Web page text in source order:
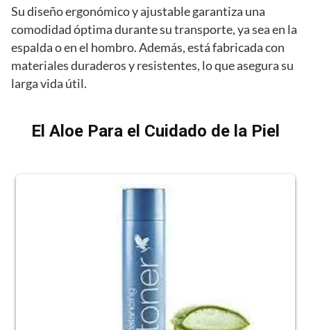
Su diseño ergonómico y ajustable garantiza una
comodidad óptima durante su transporte, ya sea en la
espalda o en el hombro. Además, está fabricada con
materiales duraderos y resistentes, lo que asegura su
larga vida útil.
El Aloe Para el Cuidado de la Piel